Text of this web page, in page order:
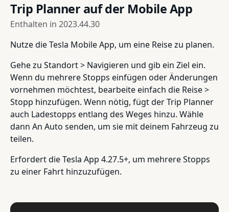
Trip Planner auf der Mobile App
Enthalten in 2023.44.30
Nutze die Tesla Mobile App, um eine Reise zu planen.
Gehe zu Standort > Navigieren und gib ein Ziel ein.
Wenn du mehrere Stopps einfügen oder Änderungen
vornehmen möchtest, bearbeite einfach die Reise >
Stopp hinzufügen. Wenn nötig, fügt der Trip Planner
auch Ladestopps entlang des Weges hinzu. Wähle
dann An Auto senden, um sie mit deinem Fahrzeug zu
teilen.
Erfordert die Tesla App 4.27.5+, um mehrere Stopps
zu einer Fahrt hinzuzufügen.